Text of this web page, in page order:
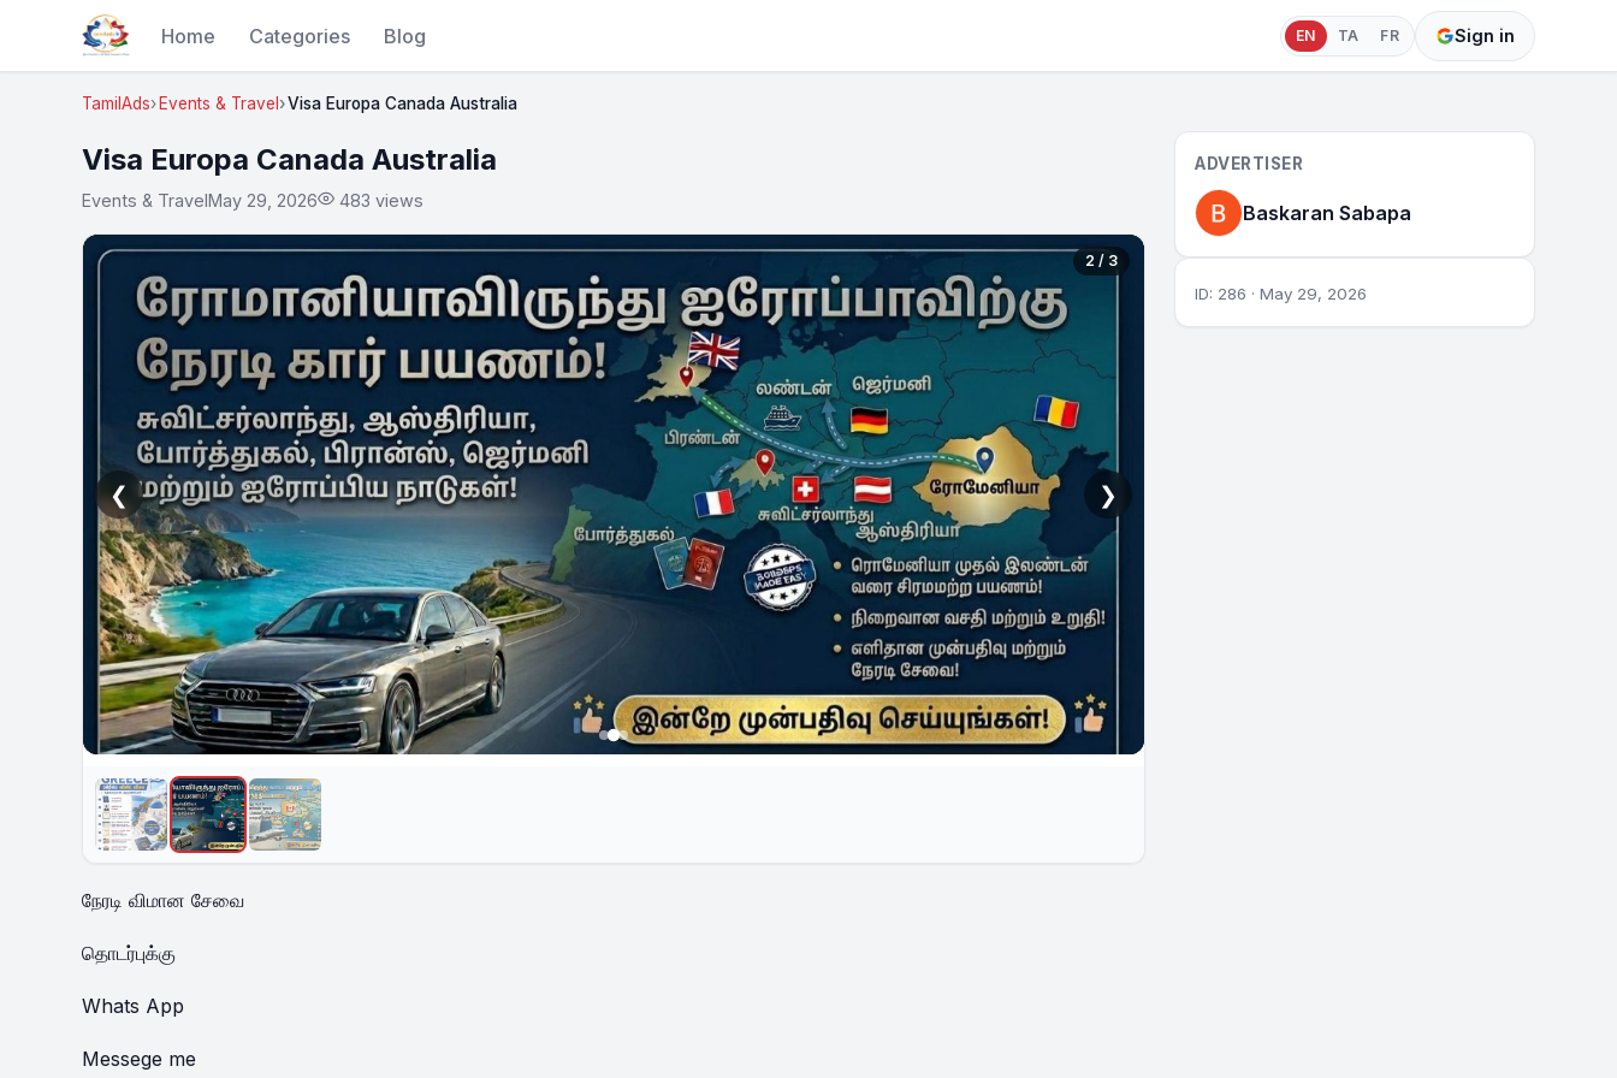
Home Categories Blog EN TA FR Sign in
TamilAds Events & Travel Visa Europa Canada Australia
Visa Europa Canada Australia
Events & TravelMay 29, 2026 483 views
❮ ❯
2 / 3
நேரடி விமான சேவை
தொடர்புக்கு
Whats App
Messege me
ADVERTISER
Baskaran Sabapa
ID: 286 · May 29, 2026